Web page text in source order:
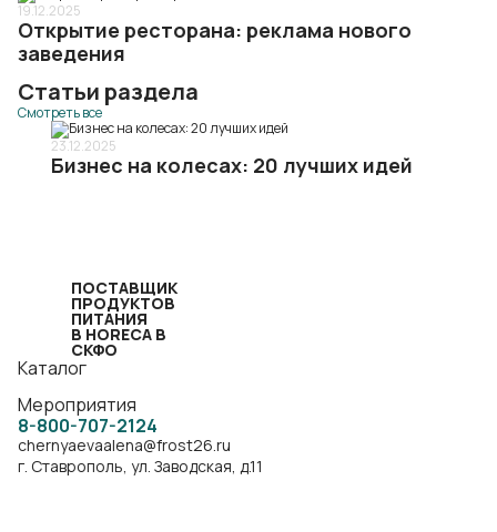
19.12.2025
Открытие ресторана: реклама нового
заведения
Статьи раздела
Смотреть все
23.12.2025
Бизнес на колесах: 20 лучших идей
ПОСТАВЩИК
ПРОДУКТОВ
ПИТАНИЯ
В HORECA В
СКФО
Каталог
Мероприятия
8-800-707-2124
chernyaevaalena@frost26.ru
г. Ставрополь, ул. Заводская, д.11